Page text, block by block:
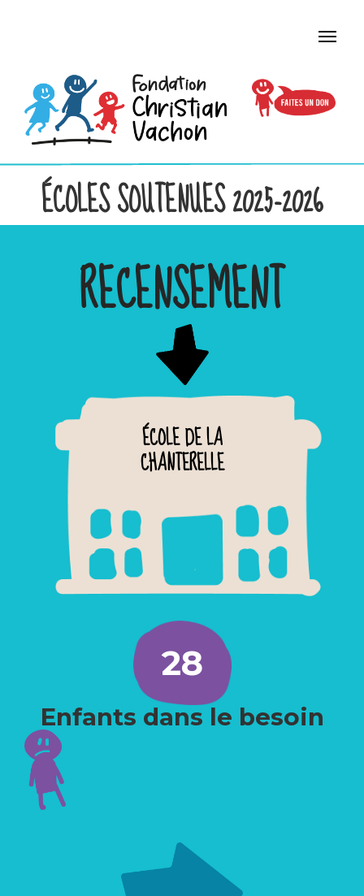
ÉCOLES SOUTENUES 2025-2026
RECENSEMENT
ÉCOLE DE LA
CHANTERELLE
28
Enfants dans le besoin